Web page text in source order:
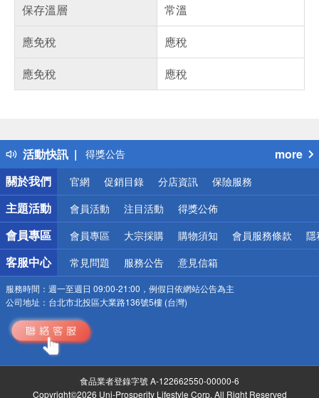
保存溫層
常溫
應免稅
應稅
應免稅
應稅
活動快訊
詐騙網頁！請小心！
得獎公告
熱門話題
銀行優惠
偏遠地區配送
詐騙網頁！請小心！
more
關於我們
官網 促銷目錄 分店資訊 保險服務
主題活動 會員活動 注目活動 得獎公佈
會員專區 會員專區 大宗採購 購物須知 會員服務條款 隱
客服中心 常見問題 服務公告 意見信箱
服務時間： 週一至週日 09:00-21:00，例假日依網站公告為主
公司地址： 台北市北投區大業路136號5樓 (台灣)
食品業者登錄字號 A-122662550-00000-6
Copyright©2026 Uni-Prosperity Lifestyle Corp. All Right Reserved